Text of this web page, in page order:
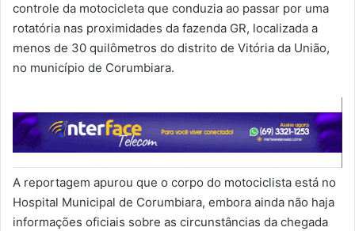
controle da motocicleta que conduzia ao passar por uma
rotatória nas proximidades da fazenda GR, localizada a
menos de 30 quilômetros do distrito de Vitória da União,
no município de Corumbiara.
A reportagem apurou que o corpo do motociclista está no
Hospital Municipal de Corumbiara, embora ainda não haja
informações oficiais sobre as circunstâncias da chegada